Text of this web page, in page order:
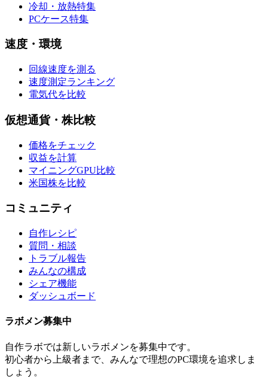
冷却・放熱特集
PCケース特集
速度・環境
回線速度を測る
速度測定ランキング
電気代を比較
仮想通貨・株比較
価格をチェック
収益を計算
マイニングGPU比較
米国株を比較
コミュニティ
自作レシピ
質問・相談
トラブル報告
みんなの構成
シェア機能
ダッシュボード
ラボメン募集中
自作ラボでは新しいラボメンを募集中です。
初心者から上級者まで、みんなで理想のPC環境を追求しま
しょう。